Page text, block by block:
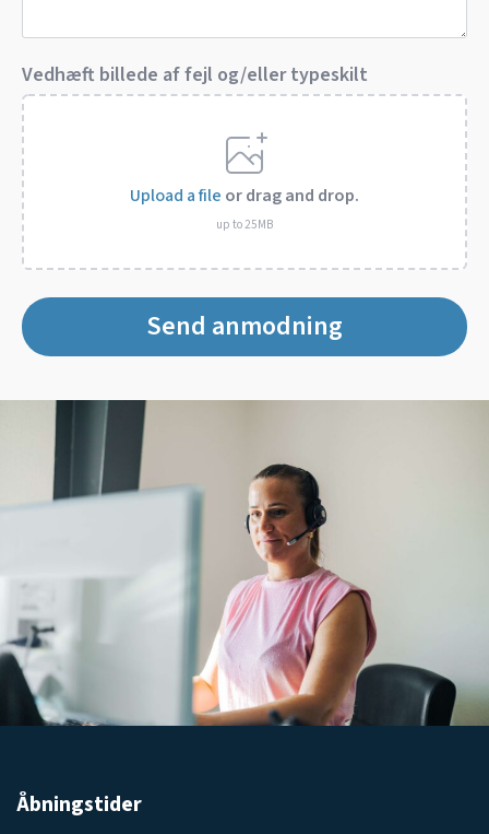
Vedhæft billede af fejl og/eller typeskilt
Upload a file or drag and drop.
up to 25MB
Send anmodning
Åbningstider